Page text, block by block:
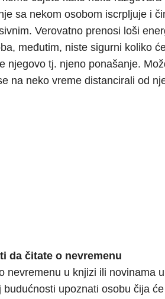
sa nekom osobom iscrpljuje i
Verovatno prenosi loši
međutim, niste sigurni koliko
njegovo tj. njeno ponašanje.
na neko vreme distancirali od
da čitate o nevremenu
nevremenu u knjizi ili novinama
budućnosti upoznati osobu čija